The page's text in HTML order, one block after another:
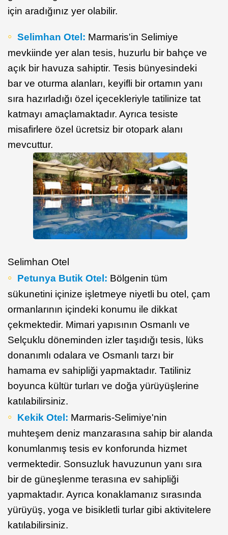
için aradığınız yer olabilir.
Selimhan Otel: Marmaris'in Selimiye
mevkiinde yer alan tesis, huzurlu bir bahçe ve
açık bir havuza sahiptir. Tesis bünyesindeki
bar ve oturma alanları, keyifli bir ortamın yanı
sıra hazırladığı özel içecekleriyle tatilinize tat
katmayı amaçlamaktadır. Ayrıca tesiste
misafirlere özel ücretsiz bir otopark alanı
mevcuttur.
Selimhan Otel
Petunya Butik Otel: Bölgenin tüm
sükunetini içinize işletmeye niyetli bu otel, çam
ormanlarının içindeki konumu ile dikkat
çekmektedir. Mimari yapısının Osmanlı ve
Selçuklu döneminden izler taşıdığı tesis, lüks
donanımlı odalara ve Osmanlı tarzı bir
hamama ev sahipliği yapmaktadır. Tatiliniz
boyunca kültür turları ve doğa yürüyüşlerine
katılabilirsiniz.
Kekik Otel: Marmaris-Selimiye'nin
muhteşem deniz manzarasına sahip bir alanda
konumlanmış tesis ev konforunda hizmet
vermektedir. Sonsuzluk havuzunun yanı sıra
bir de güneşlenme terasına ev sahipliği
yapmaktadır. Ayrıca konaklamanız sırasında
yürüyüş, yoga ve bisikletli turlar gibi aktivitelere
katılabilirsiniz.